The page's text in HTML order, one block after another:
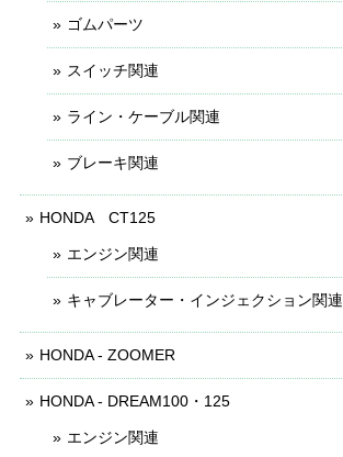
ゴムパーツ
スイッチ関連
ライン・ケーブル関連
ブレーキ関連
HONDA CT125
エンジン関連
キャブレーター・インジェクション関連
HONDA - ZOOMER
HONDA - DREAM100・125
エンジン関連